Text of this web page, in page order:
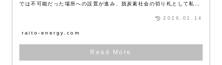
では不可能だった場所への設置が進み、脱炭素社会の切り札として私た
raito-energy.com
2026.01.14